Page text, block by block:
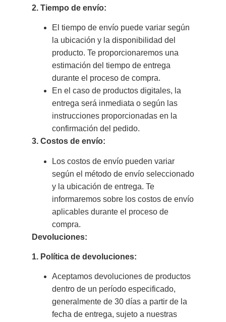
2. Tiempo de envío:
El tiempo de envío puede variar según
la ubicación y la disponibilidad del
producto. Te proporcionaremos una
estimación del tiempo de entrega
durante el proceso de compra.
En el caso de productos digitales, la
entrega será inmediata o según las
instrucciones proporcionadas en la
confirmación del pedido.
3. Costos de envío:
Los costos de envío pueden variar
según el método de envío seleccionado
y la ubicación de entrega. Te
informaremos sobre los costos de envío
aplicables durante el proceso de
compra.
Devoluciones:
1. Política de devoluciones:
Aceptamos devoluciones de productos
dentro de un período especificado,
generalmente de 30 días a partir de la
fecha de entrega, sujeto a nuestras